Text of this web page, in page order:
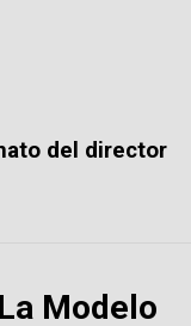
del director
Modelo